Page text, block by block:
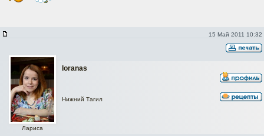
15 Май 2011 10:32
loranas
Лариса
Нижний Тагил